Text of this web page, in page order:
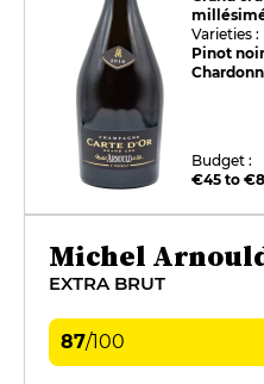
Varieties :
Pinot
Budget :
€45 to
Michel
EXTRA BRUT
87/100